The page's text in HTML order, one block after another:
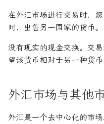
在外汇市场进行交易时，
时，出售另一国家的货币。
没有现实的现金交换。交
望该货币相对于另一种货币
外汇市场与其他
外汇是一个去中心化的市